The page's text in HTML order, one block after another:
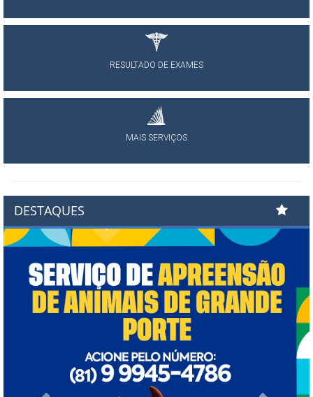
RESULTADO DE EXAMES
MAIS SERVIÇOS
DESTAQUES